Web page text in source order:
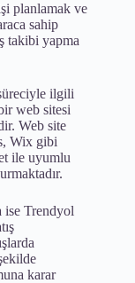
planlamak ve
sahip
takibi yapma
ilgili
web sitesi
Web site
Wix gibi
ile uyumlu
ise Trendyol
karar